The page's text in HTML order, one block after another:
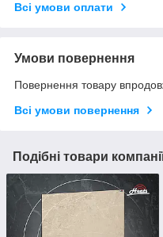
Всі умови оплати
Умови повернення
Повернення товару
Всі умови повернення
Подібні товари